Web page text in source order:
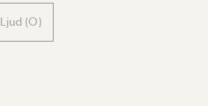
Ljud (0)